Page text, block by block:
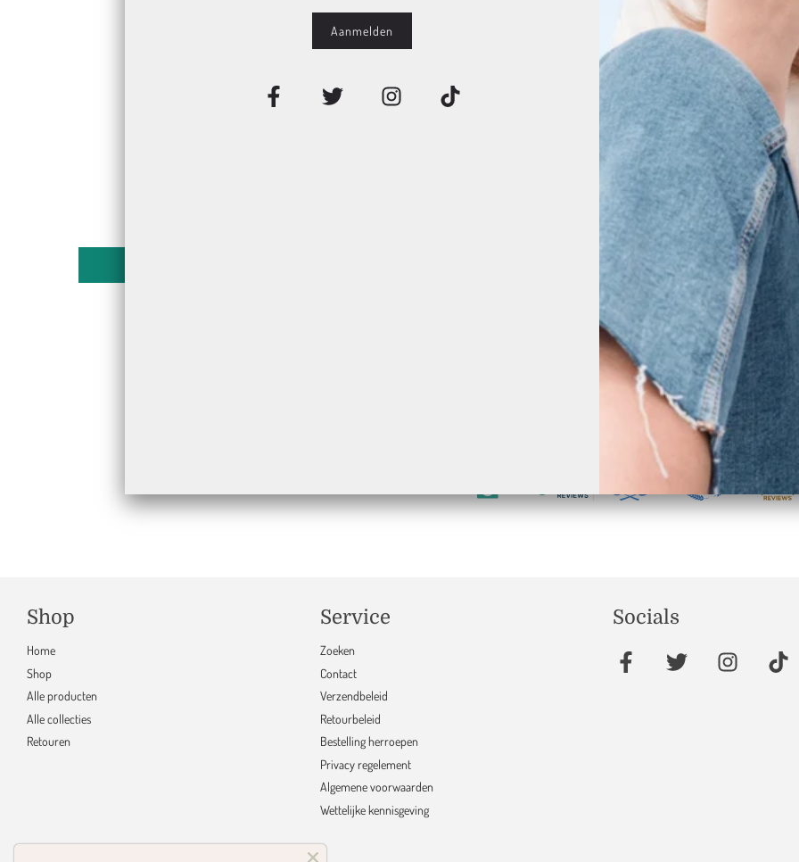
Klantbeoordelingen
Wees de eerste om een beoordeling te schrijven
Schrijf een beoordeling
17
Shop
Home
Shop
Alle producten
Alle collecties
Retouren
Service
Zoeken
Contact
Verzendbeleid
Retourbeleid
Bestelling herroepen
Privacy regelement
Algemene voorwaarden
Wettelijke kennisgeving
Socials